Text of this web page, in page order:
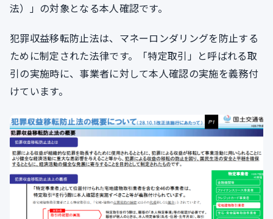
法）」の対象となる本人確認です。
犯罪収益移転防止法は、マネーロンダリングを防止する
ために制定された法律です。「特定取引」と呼ばれる取
引の実施時に、事業者に対して本人確認の実施を義務付
けています。